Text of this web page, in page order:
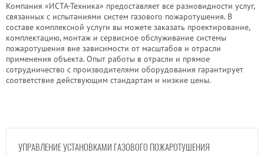
Компания «ИСТА-Техника» предоставляет все разновидности услуг,
связанных с испытаниями систем газового пожаротушения. В
составе комплексной услуги вы можете заказать проектирование,
комплектацию, монтаж и сервисное обслуживание системы
пожаротушения вне зависимости от масштабов и отрасли
применения объекта. Опыт работы в отрасли и прямое
сотрудничество с производителями оборудования гарантирует
соответствие действующим стандартам и низкие цены.
УПРАВЛЕНИЕ УСТАНОВКАМИ ГАЗОВОГО ПОЖАРОТУШЕНИЯ